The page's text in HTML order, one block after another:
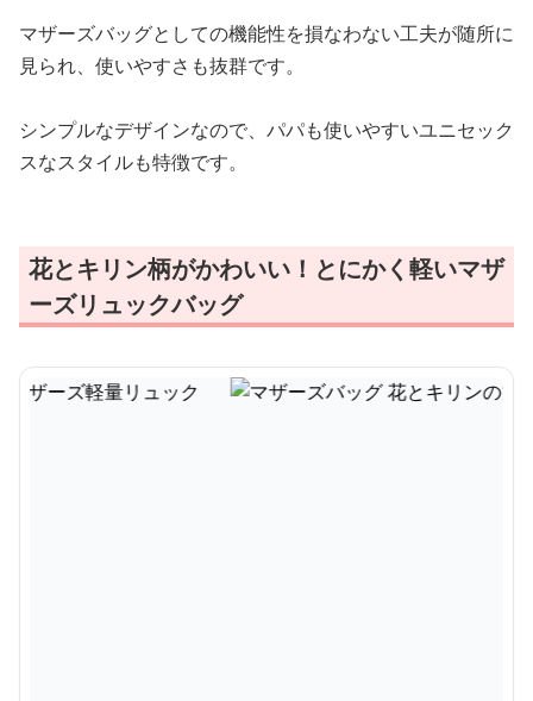
マザーズバッグとしての機能性を損なわない工夫が随所に
見られ、使いやすさも抜群です。
シンプルなデザインなので、パパも使いやすいユニセック
スなスタイルも特徴です。
花とキリン柄がかわいい！とにかく軽いマザ
ーズリュックバッグ